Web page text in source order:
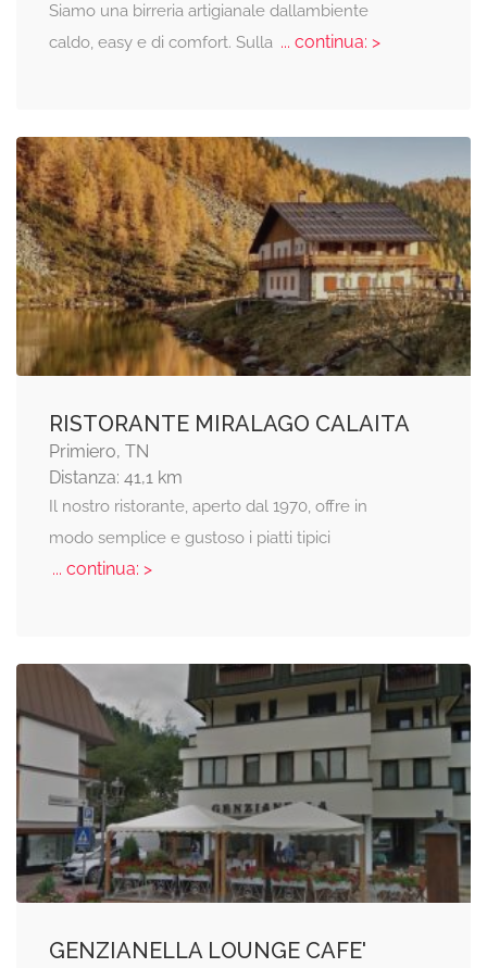
Siamo una birreria artigianale dallambiente
caldo, easy e di comfort. Sulla... continua: >
RISTORANTE MIRALAGO CALAITA
Primiero, TN
Distanza: 41,1 km
Il nostro ristorante, aperto dal 1970, offre in
modo semplice e gustoso i piatti tipici
... continua: >
GENZIANELLA LOUNGE CAFE'